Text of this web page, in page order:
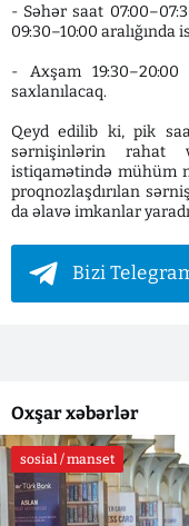
- Səhər saat
09:30–10:00 aralığında
- Axşam
saxlanılacaq.
Qeyd edilib ki, pik
sərnişinlərin rahat
istiqamətində mühüm
proqnozlaşdırılan
da əlavə imkanlar
Bizi
Oxşar xəbərlər
sosial / manset